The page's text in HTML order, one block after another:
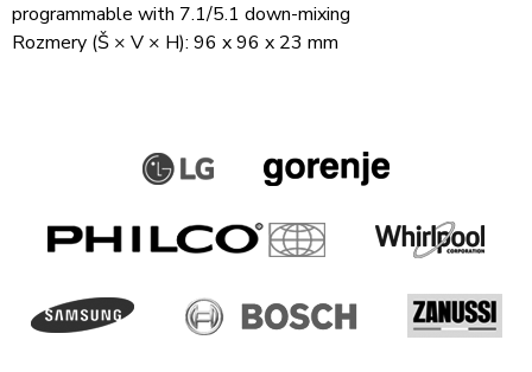
programmable with 7.1/5.1 down-mixing
Rozmery (Š × V × H): 96 x 96 x 23 mm